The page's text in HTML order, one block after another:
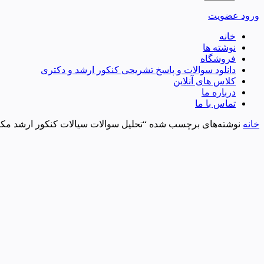
ورود عضویت
خانه
نوشته ها
فروشگاه
دانلود سوالات و پاسخ تشریحی کنکور ارشد و دکتری
کلاس های آنلاین
درباره ما
تماس با ما
خانه نوشته‌های برچسب شده “تحلیل سوالات سیالات کنکور ارشد